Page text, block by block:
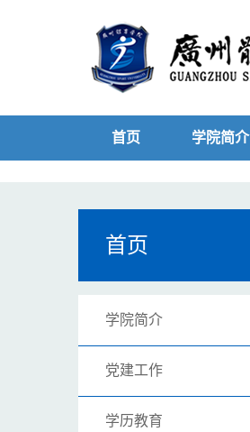
首页 学院简介
首页
学院简介
党建工作
学历教育